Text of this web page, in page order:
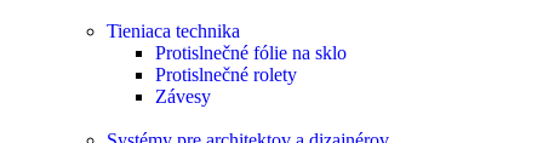
Tieniaca technika
Protislnečné fólie na sklo
Protislnečné rolety
Závesy